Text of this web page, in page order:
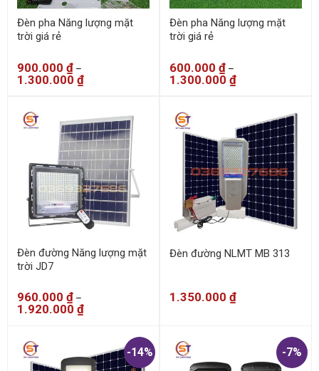
Đèn pha Năng lượng mặt
trời giá rẻ
900.000 ₫–
1.300.000 ₫
Đèn pha Năng lượng mặt
trời giá rẻ
600.000 ₫ –
1.300.000 ₫
Đèn đường Năng lượng mặt
trời JD7
960.000 ₫–
1.920.000 ₫
Đèn đường NLMT MB 313
1.350.000 ₫
-14% -7%